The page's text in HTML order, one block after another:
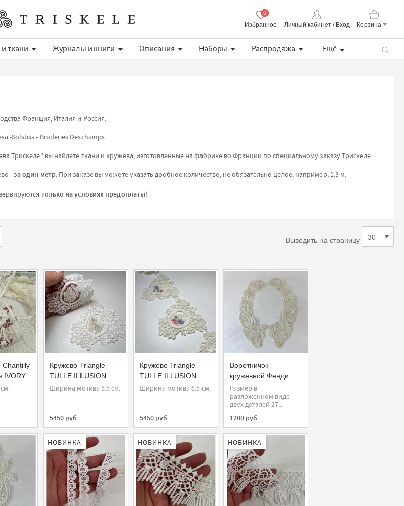
Избранное
0
Личный кабинет / Вход Корзина
Корзина пуста
ткани Журналы и книги Описания Наборы Распродажа Ещё
Франция, Италия и Россия.
-Solstiss- Broderies Deschamps
Трискеле" вы найдете ткани и кружева, изготовленные на фабрике во Франции по специальному заказу Трискеле.
-за один метр. При заказе вы можете указать дробное количество, не обязательно целое, например, 1.3 м.
только на условиях предоплаты!
Выводить на страницу
Chantilly
IVORY
Кружево Triangle
TULLE ILLUSION
2656/11 Ecru Beige
Ширина мотива 8.5 см.
5450 руб
Кружево Triangle
TULLE ILLUSION
2656/9 Ecru Cotton
Ширина мотива 8.5 см.
5450 руб
Воротничок
кружевной Фенди
100% шерсть экрю (2
шт)
Размер в
разложенном виде
двух деталей 27...
1200 руб
НОВИНКА НОВИНКА НОВИНКА